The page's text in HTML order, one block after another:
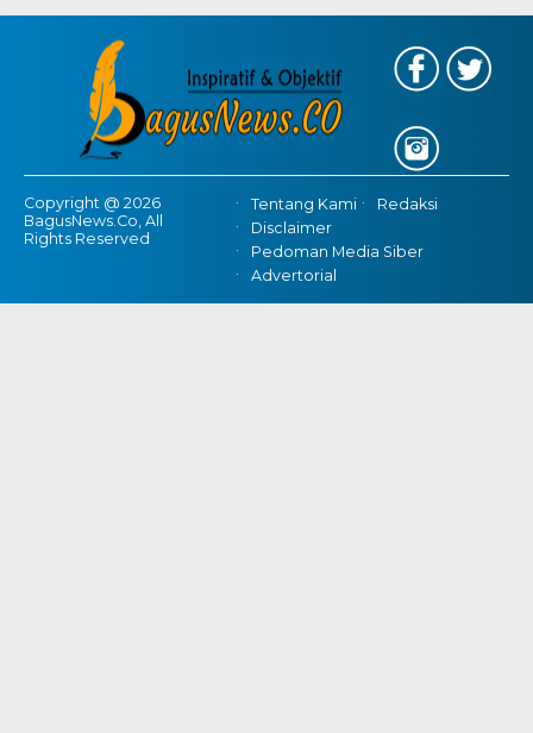
Copyright @ 2026
BagusNews.Co, All
Rights Reserved
Tentang Kami
Redaksi
Disclaimer
Pedoman Media Siber
Advertorial